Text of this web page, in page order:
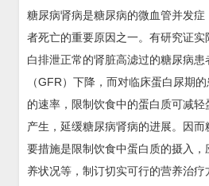
糖尿病肾病是糖尿病的微血管并发
者死亡的重要原因之一。有研究证
白排泄正常的肾脏高滤过的糖尿病
（GFR）下降，而对临床蛋白尿期
的速率，限制饮食中的蛋白质可减
产生，延缓糖尿病肾病的进展。因
要措施是限制饮食中蛋白质的摄入
养状况等，制订切实可行的营养治